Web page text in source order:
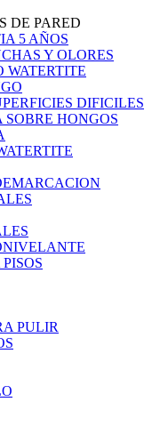
DE PARED
5 AÑOS
Y OLORES
WATERTITE
DIFICILES
HONGOS
PULIR